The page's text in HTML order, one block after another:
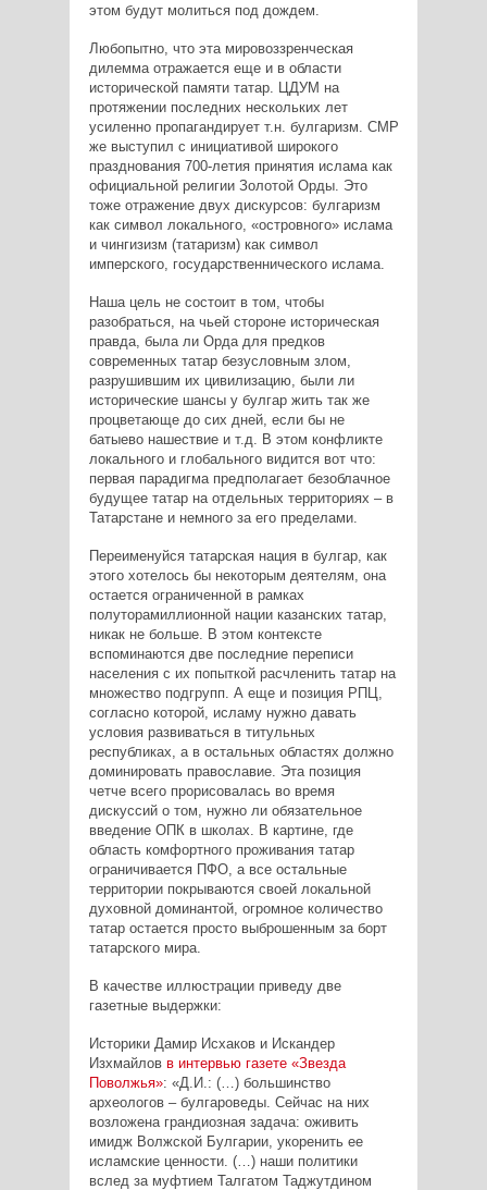
этом будут молиться под дождем.
Любопытно, что эта мировоззренческая
дилемма отражается еще и в области
исторической памяти татар. ЦДУМ на
протяжении последних нескольких лет
усиленно пропагандирует т.н. булгаризм. СМР
же выступил с инициативой широкого
празднования 700-летия принятия ислама как
официальной религии Золотой Орды. Это
тоже отражение двух дискурсов: булгаризм
как символ локального, «островного» ислама
и чингизизм (татаризм) как символ
имперского, государственнического ислама.
Наша цель не состоит в том, чтобы
разобраться, на чьей стороне историческая
правда, была ли Орда для предков
современных татар безусловным злом,
разрушившим их цивилизацию, были ли
исторические шансы у булгар жить так же
процветающе до сих дней, если бы не
батыево нашествие и т.д. В этом конфликте
локального и глобального видится вот что:
первая парадигма предполагает безоблачное
будущее татар на отдельных территориях – в
Татарстане и немного за его пределами.
Переименуйся татарская нация в булгар, как
этого хотелось бы некоторым деятелям, она
остается ограниченной в рамках
полуторамиллионной нации казанских татар,
никак не больше. В этом контексте
вспоминаются две последние переписи
населения с их попыткой расчленить татар на
множество подгрупп. А еще и позиция РПЦ,
согласно которой, исламу нужно давать
условия развиваться в титульных
республиках, а в остальных областях должно
доминировать православие. Эта позиция
четче всего прорисовалась во время
дискуссий о том, нужно ли обязательное
введение ОПК в школах. В картине, где
область комфортного проживания татар
ограничивается ПФО, а все остальные
территории покрываются своей локальной
духовной доминантой, огромное количество
татар остается просто выброшенным за борт
татарского мира.
В качестве иллюстрации приведу две
газетные выдержки:
Историки Дамир Исхаков и Искандер
Изхмайлов в интервью газете «Звезда
Поволжья»: «Д.И.: (…) большинство
археологов – булгароведы. Сейчас на них
возложена грандиозная задача: оживить
имидж Волжской Булгарии, укоренить ее
исламские ценности. (…) наши политики
вслед за муфтием Талгатом Таджутдином